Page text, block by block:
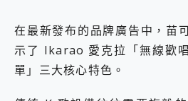
在最新發布的品牌廣告中，苗
示了 Ikarao 愛克拉「無線歡
單」三大核心特色。